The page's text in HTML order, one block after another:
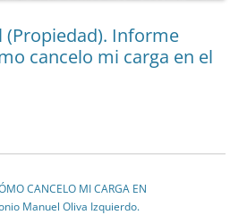
(Propiedad). Informe
cancelo mi carga en el
CANCELO MI CARGA EN
Manuel Oliva Izquierdo.